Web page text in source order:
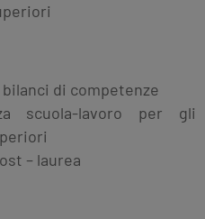
di competenze
scuola-lavoro per gli
– laurea